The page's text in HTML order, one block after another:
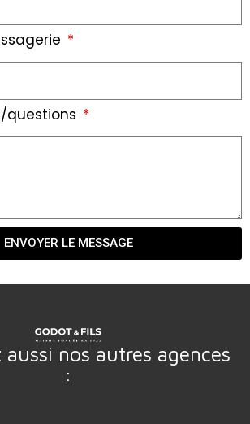
questions
ENVOYER LE MESSAGE
aussi nos autres agences
: